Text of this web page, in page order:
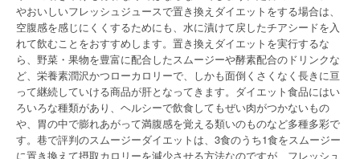
やおいしいフレッシュジュースで置き換えダイエットをする場合は、
空腹感を感じにくくするためにも、水に漬けて戻したチアシードを入
れて飲むことをおすすめします。置き換えダイエットを実行するな
ら、野菜・果物を豊富に配合したスムージーや酵素配合のドリンクな
ど、栄養素潤沢かつローカロリーで、しかも面倒くさくなく長きに亘
って継続していける商品が肝となってきます。ダイエット食品にはい
ろいろな種類があり、ヘルシーで飲食してもぜい肉がつかないもの
や、胃の中で膨れあがって満腹感を覚える類いのものなど多種多彩で
す。巷で評判のスムージーダイエットは、3食のうち1食をスムージー
に置き換えて摂取カロリーを減少させる方法なのですが、フレッシュ